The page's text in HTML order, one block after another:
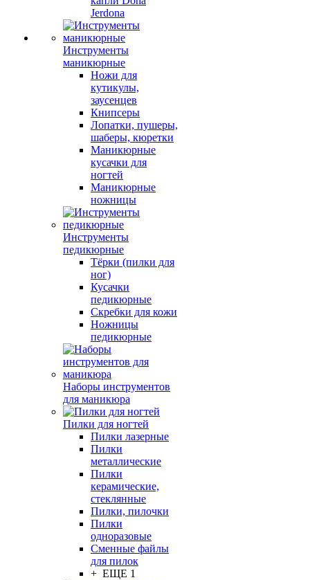
Jerdona
Инструменты
маникюрные
Ножи для
кутикулы,
заусенцев
Книпсеры
Лопатки, пушеры,
шаберы, кюретки
Маникюрные
кусачки для
ногтей
Маникюрные
ножницы
Инструменты
педикюрные
Тёрки (пилки для
ног)
Кусачки
педикюрные
Скребки для кожи
Ножницы
педикюрные
Наборы инструментов
для маникюра
Пилки для ногтей
Пилки лазерные
Пилки
металлические
Пилки
керамические,
стеклянные
Пилки, пилочки
Пилки
одноразовые
Сменные файлы
для пилок
+ ЕЩЕ 1